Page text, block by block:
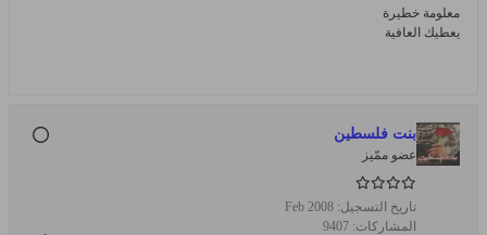
معلومة خطيرة
يعطيك العافية
بنت فلسطين
عضو ممّيز
تاريخ التسجيل: Feb 2008
المشاركات: 9407